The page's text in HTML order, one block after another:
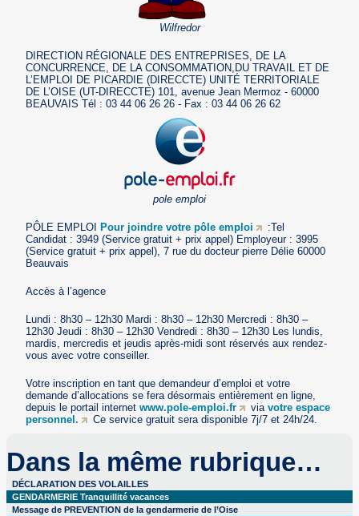
Wilfredor
DIRECTION RÉGIONALE DES ENTREPRISES, DE LA
CONCURRENCE, DE LA CONSOMMATION,DU TRAVAIL ET DE
L’EMPLOI DE PICARDIE (DIRECCTE) UNITÉ TERRITORIALE
DE L’OISE (UT-DIRECCTE) 101, avenue Jean Mermoz - 60000
BEAUVAIS Tél : 03 44 06 26 26 - Fax : 03 44 06 26 62
pole emploi
PÔLE EMPLOIPour joindre votre pôle emploi
:Tel
Candidat : 3949 (Service gratuit + prix appel) Employeur : 3995
(Service gratuit + prix appel), 7 rue du docteur pierre Délie 60000
Beauvais
Accès à l’agence
Lundi : 8h30 – 12h30 Mardi : 8h30 – 12h30 Mercredi : 8h30 –
12h30 Jeudi : 8h30 – 12h30 Vendredi : 8h30 – 12h30 Les lundis,
mardis, mercredis et jeudis après-midi sont réservés aux rendez-
vous avec votre conseiller.
Votre inscription en tant que demandeur d’emploi et votre
demande d’allocations se fera désormais entièrement en ligne,
depuis le portail internetwww.pole-emploi.fr viavotre espace
personnel.
Ce service gratuit sera disponible 7j/7 et 24h/24.
Dans la même rubrique…
DÉCLARATION DES VOLAILLES
GENDARMERIE Tranquillité vacances
Message de PREVENTION de la gendarmerie de l’Oise